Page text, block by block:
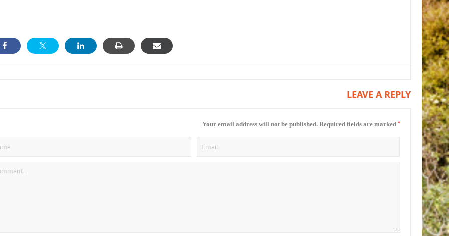
LEAVE A REPLY
Your email address will not be published. Required fields are marked *